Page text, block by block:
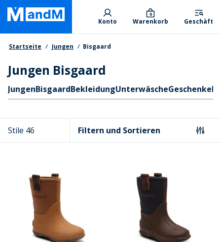
Skip
main
content
Primary departments
Konto Warenkorb
0
Geschäft
Brotkrumen
Startseite Jungen Bisgaard
Jungen Bisgaard
Schnellzugriff
JungenBisgaardBekleidungUnterwäscheGeschenke
Stile 46 Filtern und Sortieren